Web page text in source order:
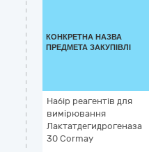
КОНКРЕТНА НАЗВА
ПРЕДМЕТА ЗАКУПІВЛІ
Набір реагентів для
вимірювання
Лактатдегидрогеназа
30 Cormay